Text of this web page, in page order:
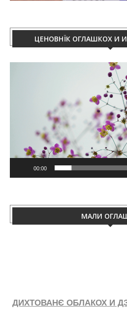
ЦЕНОВНЇК ОГЛАШКОХ И
00:00
МАЛИ
Дихтуєме облаки и дзвери з